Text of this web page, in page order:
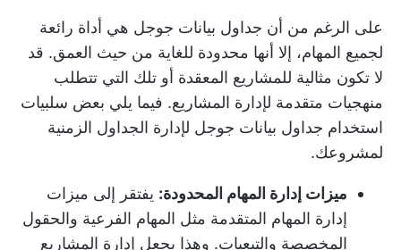
على الرغم من أن جداول بيانات جوجل هي أداة رائعة
لجميع المهام، إلا أنها محدودة للغاية من حيث العمق. قد
لا تكون مثالية للمشاريع المعقدة أو تلك التي تتطلب
منهجيات متقدمة لإدارة المشاريع. فيما يلي بعض سلبيات
استخدام جداول بيانات جوجل لإدارة الجداول الزمنية
لمشروعك.
ميزات إدارة المهام المحدودة: يفتقر إلى ميزات
إدارة المهام المتقدمة مثل المهام الفرعية والحقول
المخصصة والتبعيات. وهذا يجعل إدارة المشاريع